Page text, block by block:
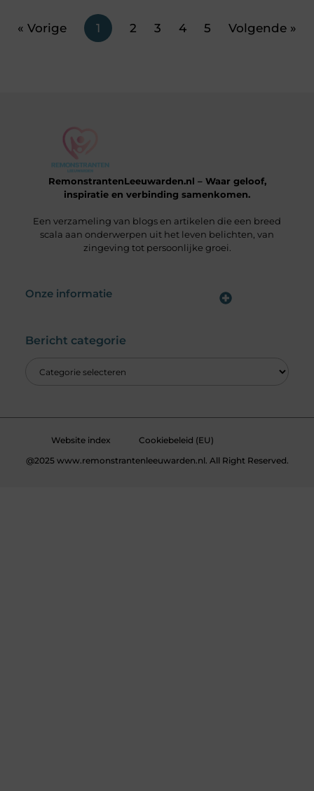
« Vorige 1 2 3 4 5 Volgende »
RemonstrantenLeeuwarden.nl – Waar geloof,
inspiratie en verbinding samenkomen.
Een verzameling van blogs en artikelen die een breed
scala aan onderwerpen uit het leven belichten, van
zingeving tot persoonlijke groei.
Onze informatie
Bericht categorie
Website index
Cookiebeleid (EU)
@2025 www.remonstrantenleeuwarden.nl. All Right Reserved.